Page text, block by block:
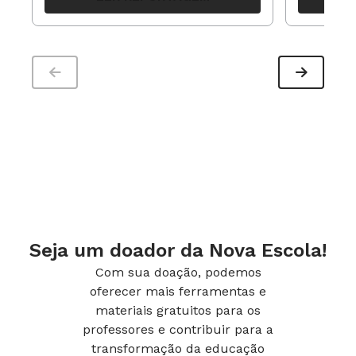
Veneza recuperam o cerrado em
Divinópolis. Foto: Maisa Prado
Veneza recuperam o cerrado em
Divinópolis. Foto: Maisa Prado
Em lista
Aparecida Augusta de Oliveira Decat, diretora
da EM Ulisses Guimarães, na periferia de Belo
período
Seja um doador da Nova Escola!
Com sua doação, podemos
oferecer mais ferramentas e
materiais gratuitos para os
professores e contribuir para a
transformação da educação